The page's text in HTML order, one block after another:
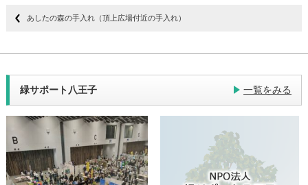
あしたの森の手入れ（頂上広場付近の手入れ）
緑サポート八王子 一覧をみる